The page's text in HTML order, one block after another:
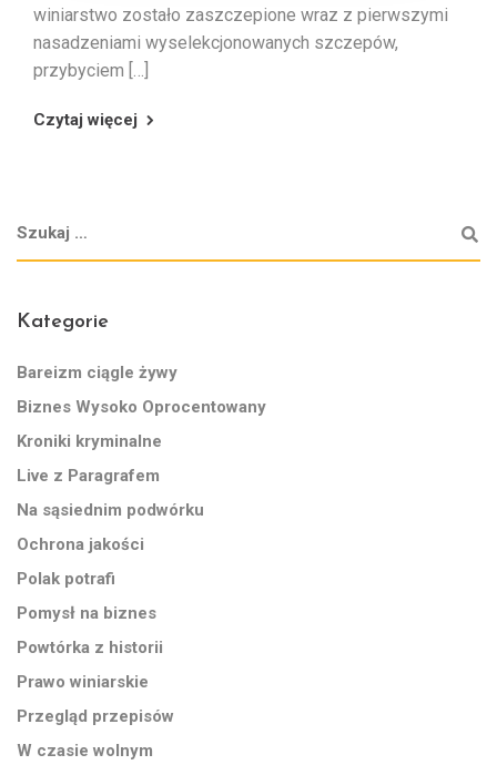
winiarstwo zostało zaszczepione wraz z pierwszymi
nasadzeniami wyselekcjonowanych szczepów,
przybyciem […]
Czytaj więcej
Kategorie
Bareizm ciągle żywy
Biznes Wysoko Oprocentowany
Kroniki kryminalne
Live z Paragrafem
Na sąsiednim podwórku
Ochrona jakości
Polak potrafi
Pomysł na biznes
Powtórka z historii
Prawo winiarskie
Przegląd przepisów
W czasie wolnym